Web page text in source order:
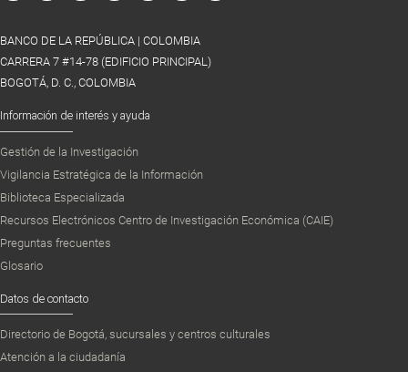
BANCO DE LA REPÚBLICA | COLOMBIA
CARRERA 7 #14-78 (EDIFICIO PRINCIPAL)
BOGOTÁ, D. C., COLOMBIA
Información de interés y ayuda
Gestión de la Investigación
Vigilancia Estratégica de la Información
Biblioteca Especializada
Recursos Electrónicos Centro de Investigación Económica (CAIE)
Preguntas frecuentes
Glosario
Datos de contacto
Directorio de Bogotá, sucursales y centros culturales
Atención a la ciudadanía